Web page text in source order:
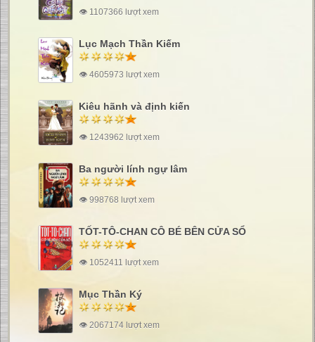
👁 1107366 lượt xem
Lục Mạch Thần Kiếm
👁 4605973 lượt xem
Kiêu hãnh và định kiến
👁 1243962 lượt xem
Ba người lính ngự lâm
👁 998768 lượt xem
TỐT-TÔ-CHAN CÔ BÉ BÊN CỬA SỔ
👁 1052411 lượt xem
Mục Thần Ký
👁 2067174 lượt xem